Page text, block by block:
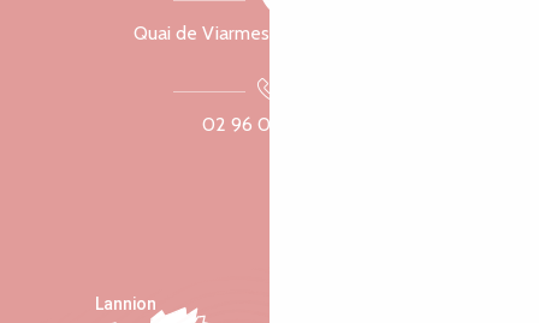
Quai de Viarmes, 22300 Lannion
02 96 05 60 70
Lannion